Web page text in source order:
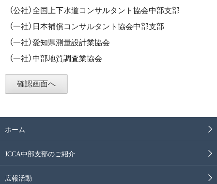
（公社）全国上下水道コンサルタント協会中部支部
（一社）日本補償コンサルタント協会中部支部
（一社）愛知県測量設計業協会
（一社）中部地質調査業協会
ホーム
JCCA中部支部のご紹介
広報活動